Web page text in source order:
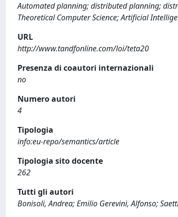
Automated planning; distributed planning;
Theoretical Computer Science; Artificial
URL
http://www.tandfonline.com/loi/teta20
Presenza di coautori internazionali
no
Numero autori
4
Tipologia
info:eu-repo/semantics/article
Tipologia sito docente
262
Tutti gli autori
Bonisoli, Andrea; Emilio Gerevini, Alfonso;